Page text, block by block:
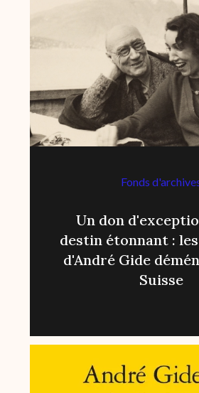
Fonds
Un don
destin étonnant :
d'André Gide
Suisse